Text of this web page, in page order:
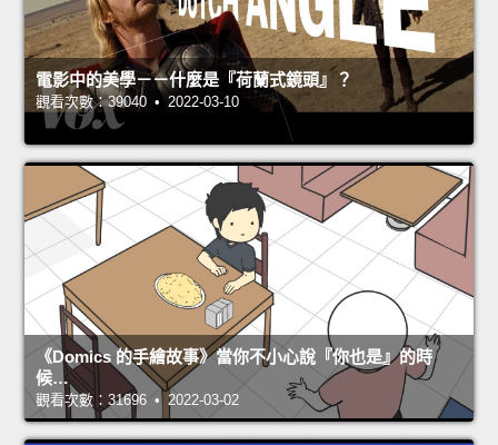
電影中的美學－－什麼是『荷蘭式鏡頭』？
觀看次數：39040 • 2022-03-10
《Domics 的手繪故事》當你不小心說『你也是』的時
候…
觀看次數：31696 • 2022-03-02